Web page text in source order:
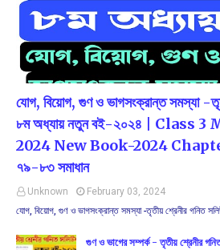
যোগ, বিয়োগ, গুণ ও ভাগসংক্রান্ত সমস্যা -
৮ম অধ্যায় নতুন বই-২০২৪ | Class
2024 New Book-2024 Chapter
৭৯-৮৩ সমাধান
Unknown
February 03, 2024
যোগ, বিয়োগ, গুণ ও ভাগসংক্রান্ত সমস্যা -তৃতীয় শ্রেনীর গনিত
গুণ ও ভাগের সম্পর্ক - তৃতীয় শ্রেনীর